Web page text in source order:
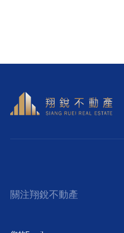
關注翔銳不動產